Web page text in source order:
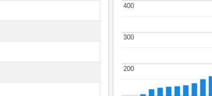
200
200
300
300
400
400